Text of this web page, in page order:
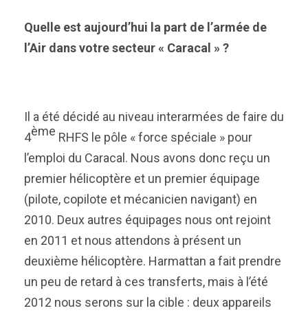
Quelle est aujourd’hui la part de l’armée de
l’Air dans votre secteur « Caracal » ?
Il a été décidé au niveau interarmées de faire du
4ème RHFS le pôle « force spéciale » pour
l’emploi du Caracal. Nous avons donc reçu un
premier hélicoptère et un premier équipage
(pilote, copilote et mécanicien navigant) en
2010. Deux autres équipages nous ont rejoint
en 2011 et nous attendons à présent un
deuxième hélicoptère. Harmattan a fait prendre
un peu de retard à ces transferts, mais à l’été
2012 nous serons sur la cible : deux appareils